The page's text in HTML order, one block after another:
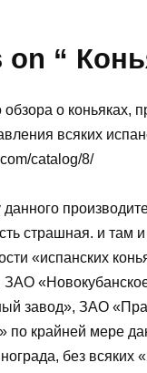
“
о коньяках,
всяких
catalog/8/
данного
страшная. и там
«испанских
завод», ЗАО
по крайней мере
без